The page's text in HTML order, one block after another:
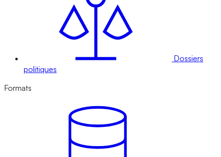
Dossiers
politiques
Formats